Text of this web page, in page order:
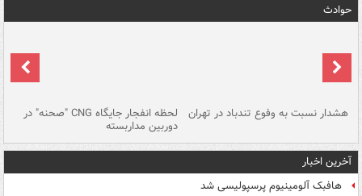
حوادث
هشدار نسبت به وفوع تندباد در تهران لحظه انفجار جایگاه CNG "صحنه" در
دوربین مداربسته
آخرین اخبار
هافبک آلومینیوم پرسپولیسی شد